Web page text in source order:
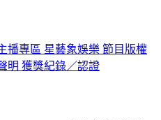
播專區 星藝象娛樂 節目版權
明 獲獎紀錄／認證